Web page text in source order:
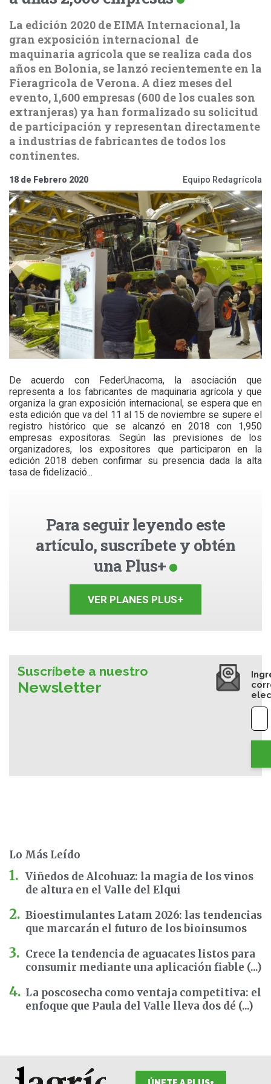
La edición 2020 de EIMA Internacional, la
gran exposición internacional de
maquinaria agrícola que se realiza cada dos
años en Bolonia, se lanzó recientemente en la
Fieragricola de Verona. A diez meses del
evento, 1,600 empresas (600 de los cuales son
extranjeras) ya han formalizado su solicitud
de participación y representan directamente
a industrias de fabricantes de todos los
continentes.
18 de Febrero 2020 Equipo Redagrícola
De acuerdo con FederUnacoma, la asociación que
representa a los fabricantes de maquinaria agrícola y que
organiza la gran exposición internacional, se espera que en
esta edición que va del 11 al 15 de noviembre se supere el
registro histórico que se alcanzó en 2018 con 1,950
empresas expositoras. Según las previsiones de los
organizadores, los expositores que participaron en la
edición 2018 deben confirmar su presencia dada la alta
tasa de fidelizació...
Para seguir leyendo este
artículo, suscríbete y obtén
una Plus+
VER PLANES PLUS+
Suscríbete a nuestro
Newsletter
Lo Más Leído
Viñedos de Alcohuaz: la magia de los vinos
de altura en el Valle del Elqui
Bioestimulantes Latam 2026: las tendencias
que marcarán el futuro de los bioinsumos
Crece la tendencia de aguacates listos para
consumir mediante una aplicación fiable (...)
La poscosecha como ventaja competitiva: el
enfoque que Paula del Valle lleva dos dé (...)